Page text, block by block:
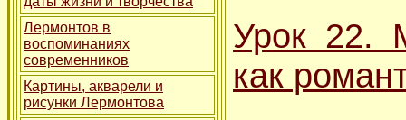
Лермонтов в
воспоминаниях
современников
Картины, акварели и
рисунки Лермонтова
Урок 22.
как